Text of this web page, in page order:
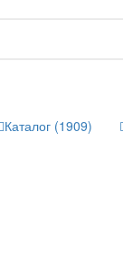
Каталог (1909)